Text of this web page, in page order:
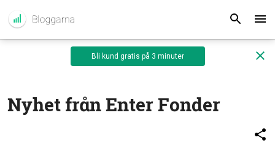
Bli kund gratis på 3 minuter
Nyhet från Enter Fonder